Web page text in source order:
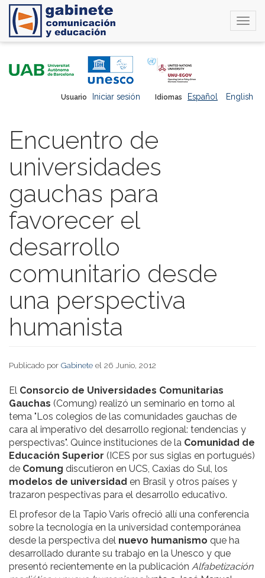
Idiomas Español English
Usuario Iniciar sesión
Encuentro de
universidades
gauchas para
favorecer el
desarrollo
comunitario desde
una perspectiva
humanista
Publicado por Gabinete el 26 Junio, 2012
El Consorcio de Universidades Comunitarias
Gauchas (Comung) realizó un seminario en torno al
tema "Los colegios de las comunidades gauchas de
cara al imperativo del desarrollo regional: tendencias y
perspectivas". Quince instituciones de la Comunidad de
Educación Superior (ICES por sus siglas en portugués)
de Comung discutieron en UCS, Caxias do Sul, los
modelos de universidad en Brasil y otros países y
trazaron pespectivas para el desarrollo educativo.
El profesor de la Tapio Varis ofreció allí una conferencia
sobre la tecnología en la universidad contemporánea
desde la perspectiva del nuevo humanismo que ha
desarrollado durante su trabajo en la Unesco y que
presentó recientemente en la publicación Alfabetización